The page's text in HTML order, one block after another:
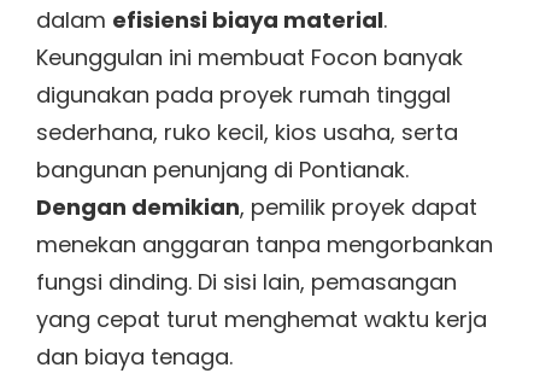
dalam efisiensi biaya material.
Keunggulan ini membuat Focon banyak
digunakan pada proyek rumah tinggal
sederhana, ruko kecil, kios usaha, serta
bangunan penunjang di Pontianak.
Dengan demikian, pemilik proyek dapat
menekan anggaran tanpa mengorbankan
fungsi dinding. Di sisi lain, pemasangan
yang cepat turut menghemat waktu kerja
dan biaya tenaga.